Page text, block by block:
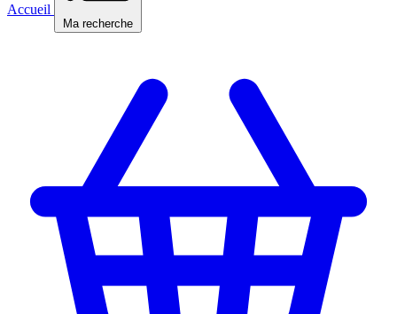
Accueil
Ma recherche